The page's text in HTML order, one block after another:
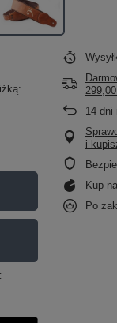
299,00
14 dni
i
Kup
Po